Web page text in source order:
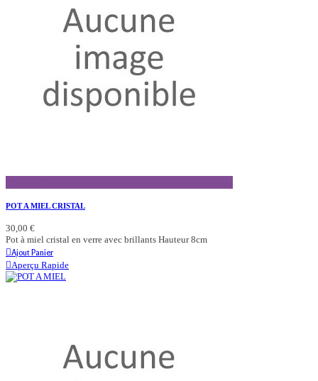
POT A MIEL CRISTAL
30,00 €
Pot à miel cristal en verre avec brillants Hauteur 8cm
Ajout Panier
Aperçu Rapide